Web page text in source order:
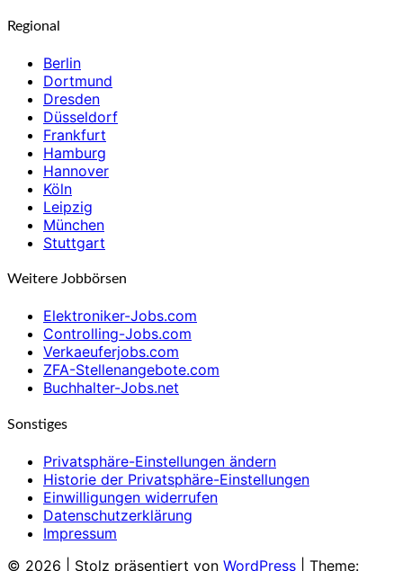
Regional
Berlin
Dortmund
Dresden
Düsseldorf
Frankfurt
Hamburg
Hannover
Köln
Leipzig
München
Stuttgart
Weitere Jobbörsen
Elektroniker-Jobs.com
Controlling-Jobs.com
Verkaeuferjobs.com
ZFA-Stellenangebote.com
Buchhalter-Jobs.net
Sonstiges
Privatsphäre-Einstellungen ändern
Historie der Privatsphäre-Einstellungen
Einwilligungen widerrufen
Datenschutzerklärung
Impressum
© 2026
Stolz präsentiert von WordPress Theme: